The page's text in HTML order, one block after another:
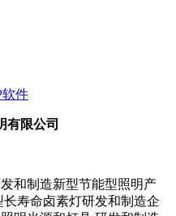
软件
有限公司
和制造新型节能型照明产
寿命卤素灯研发和制造企